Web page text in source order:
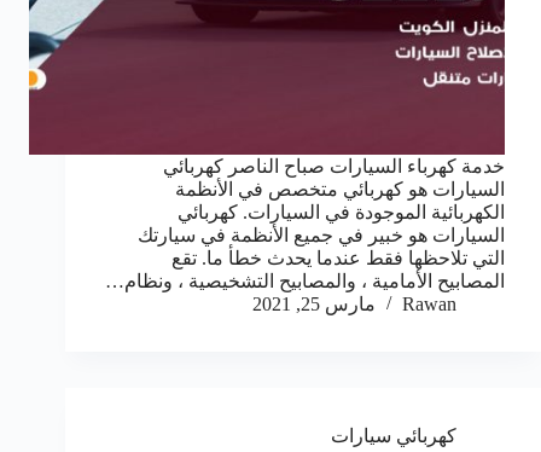
خدمة كهرباء السيارات صباح الناصر كهربائي
السيارات هو كهربائي متخصص في الأنظمة
الكهربائية الموجودة في السيارات. كهربائي
السيارات هو خبير في جميع الأنظمة في سيارتك
التي تلاحظها فقط عندما يحدث خطأ ما. تقع
المصابيح الأمامية ، والمصابيح التشخيصية ، ونظام…
Rawan
مارس 25, 2021
كهربائي سيارات